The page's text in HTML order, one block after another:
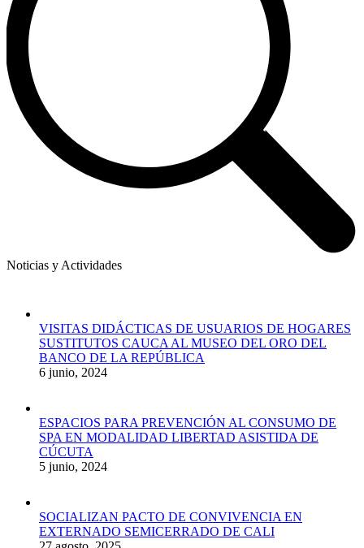
Noticias y Actividades
VISITAS DIDÁCTICAS DE USUARIOS DE HOGARES
SUSTITUTOS CAUCA AL MUSEO DEL ORO DEL
BANCO DE LA REPÚBLICA
6 junio, 2024
ESPACIOS PARA PREVENCIÓN AL CONSUMO DE
SPA EN MODALIDAD LIBERTAD ASISTIDA DE
CÚCUTA
5 junio, 2024
SOCIALIZAN PACTO DE CONVIVENCIA EN
EXTERNADO SEMICERRADO DE CALI